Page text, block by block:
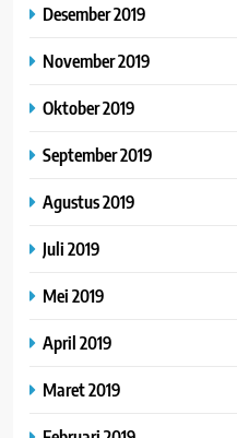
Desember 2019
November 2019
Oktober 2019
September 2019
Agustus 2019
Juli 2019
Mei 2019
April 2019
Maret 2019